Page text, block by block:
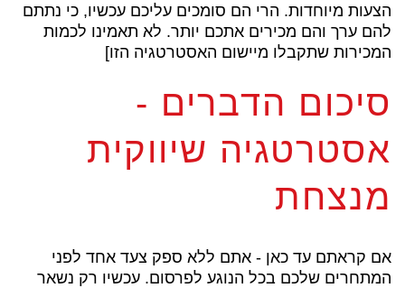
הצעות מיוחדות. הרי הם סומכים עליכם עכשיו, כי נתתם
להם ערך והם מכירים אתכם יותר. לא תאמינו לכמות
המכירות שתקבלו מיישום האסטרטגיה הזו]
סיכום הדברים -
אסטרטגיה שיווקית
מנצחת
אם קראתם עד כאן - אתם ללא ספק צעד אחד לפני
המתחרים שלכם בכל הנוגע לפרסום. עכשיו רק נשאר